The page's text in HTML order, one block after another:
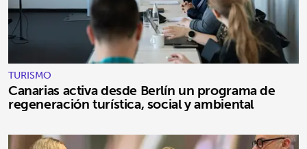
TURISMO
Canarias activa desde Berlín un programa de
regeneración turística, social y ambiental